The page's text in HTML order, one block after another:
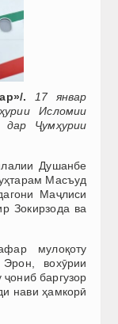
.
17 январ
Исломии
Ҷумҳурии
Душанбе
Масъуд
Маҷлиси
Зокирзода ва
мулоқоту
Эрон, вохӯрии
баргузор
нави ҳамкорӣ